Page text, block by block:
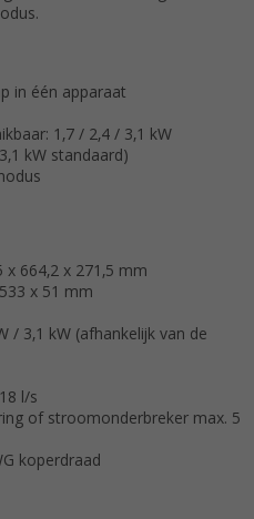
in één apparaat
1,7 / 2,4 / 3,1 kW
kW standaard)
x 664,2 x 271,5 mm
x 51 mm
/ 3,1 kW (afhankelijk van de
l/s
of stroomonderbreker max. 5
koperdraad